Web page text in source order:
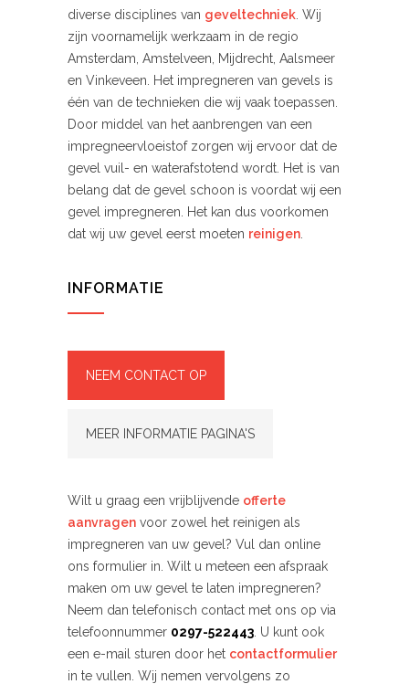
diverse disciplines van geveltechniek. Wij
zijn voornamelijk werkzaam in de regio
Amsterdam, Amstelveen, Mijdrecht, Aalsmeer
en Vinkeveen. Het impregneren van gevels is
één van de technieken die wij vaak toepassen.
Door middel van het aanbrengen van een
impregneervloeistof zorgen wij ervoor dat de
gevel vuil- en waterafstotend wordt. Het is van
belang dat de gevel schoon is voordat wij een
gevel impregneren. Het kan dus voorkomen
dat wij uw gevel eerst moeten reinigen.
INFORMATIE
NEEM CONTACT OP
MEER INFORMATIE PAGINA'S
Wilt u graag een vrijblijvende offerte
aanvragen voor zowel het reinigen als
impregneren van uw gevel? Vul dan online
ons formulier in. Wilt u meteen een afspraak
maken om uw gevel te laten impregneren?
Neem dan telefonisch contact met ons op via
telefoonnummer 0297-522443. U kunt ook
een e-mail sturen door het contactformulier
in te vullen. Wij nemen vervolgens zo